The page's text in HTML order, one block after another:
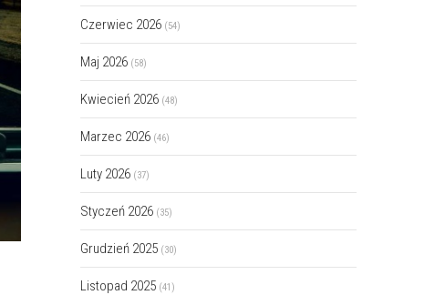
Czerwiec 2026 (54)
Maj 2026 (58)
Kwiecień 2026 (48)
Marzec 2026 (46)
Luty 2026 (37)
Styczeń 2026 (35)
Grudzień 2025 (30)
Listopad 2025 (41)